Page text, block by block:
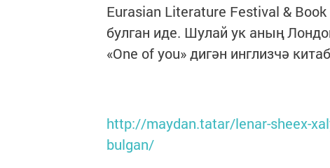
Eurasian Literature Festival &
булган иде. Шулай ук аның
«One of you» дигән инглизчә
http://maydan.tatar/lenar-sheex-
bulgan/